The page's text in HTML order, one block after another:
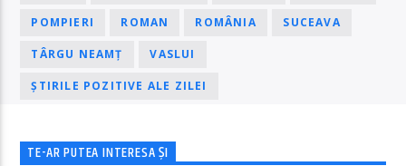
POMPIERI ROMAN ROMÂNIA SUCEAVA
TÂRGU NEAMȚ VASLUI
ȘTIRILE POZITIVE ALE ZILEI
TE-AR PUTEA INTERESA ȘI